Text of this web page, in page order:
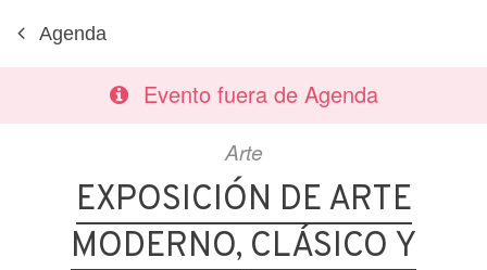
Agenda
Evento fuera de Agenda
Arte
EXPOSICIÓN DE ARTE
MODERNO, CLÁSICO Y